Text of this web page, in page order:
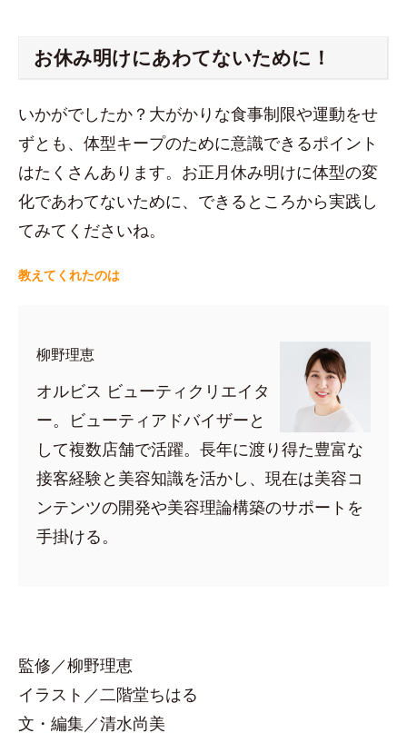
お休み明けにあわてないために！
いかがでしたか？大がかりな食事制限や運動をせ
ずとも、体型キープのために意識できるポイント
はたくさんあります。お正月休み明けに体型の変
化であわてないために、できるところから実践し
てみてくださいね。
教えてくれたのは
柳野理恵
オルビス ビューティクリエイタ
ー。ビューティアドバイザーと
して複数店舗で活躍。長年に渡り得た豊富な
接客経験と美容知識を活かし、現在は美容コ
ンテンツの開発や美容理論構築のサポートを
手掛ける。
監修／柳野理恵
イラスト／二階堂ちはる
文・編集／清水尚美